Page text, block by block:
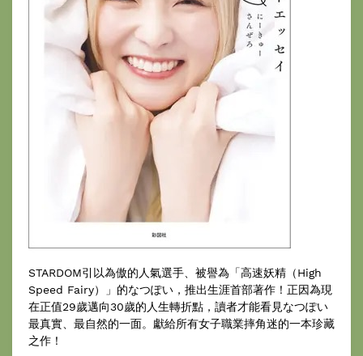
STARDOM引以為傲的人氣選手、被譽為「高速妖精（High
Speed Fairy）」的なつぽい，推出生涯首部著作！正因為現
在正值29歲邁向30歲的人生轉折點，讀者才能看見なつぽい
最真實、最自然的一面。獻給所有女子職業摔角迷的一本珍藏
之作！